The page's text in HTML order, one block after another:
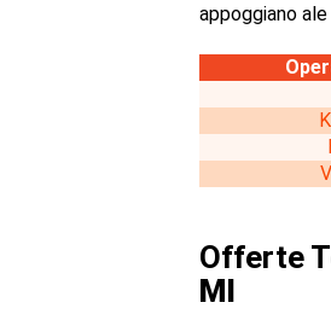
appoggiano
Offerte
MI